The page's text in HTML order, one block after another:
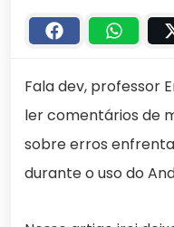
Fala dev, professor
ler comentários de
sobre erros
durante o uso do